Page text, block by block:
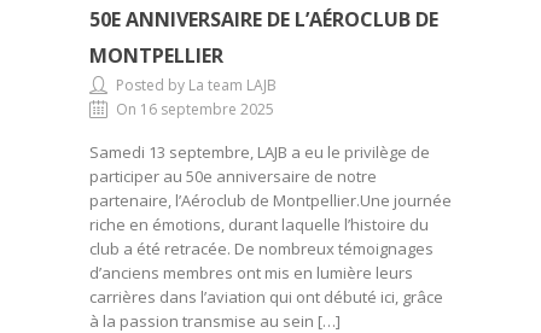
50E ANNIVERSAIRE DE L’AÉROCLUB DE
MONTPELLIER
Posted by La team LAJB
On 16 septembre 2025
Samedi 13 septembre, LAJB a eu le privilège de
participer au 50e anniversaire de notre
partenaire, l’Aéroclub de Montpellier.Une journée
riche en émotions, durant laquelle l’histoire du
club a été retracée. De nombreux témoignages
d’anciens membres ont mis en lumière leurs
carrières dans l’aviation qui ont débuté ici, grâce
à la passion transmise au sein […]